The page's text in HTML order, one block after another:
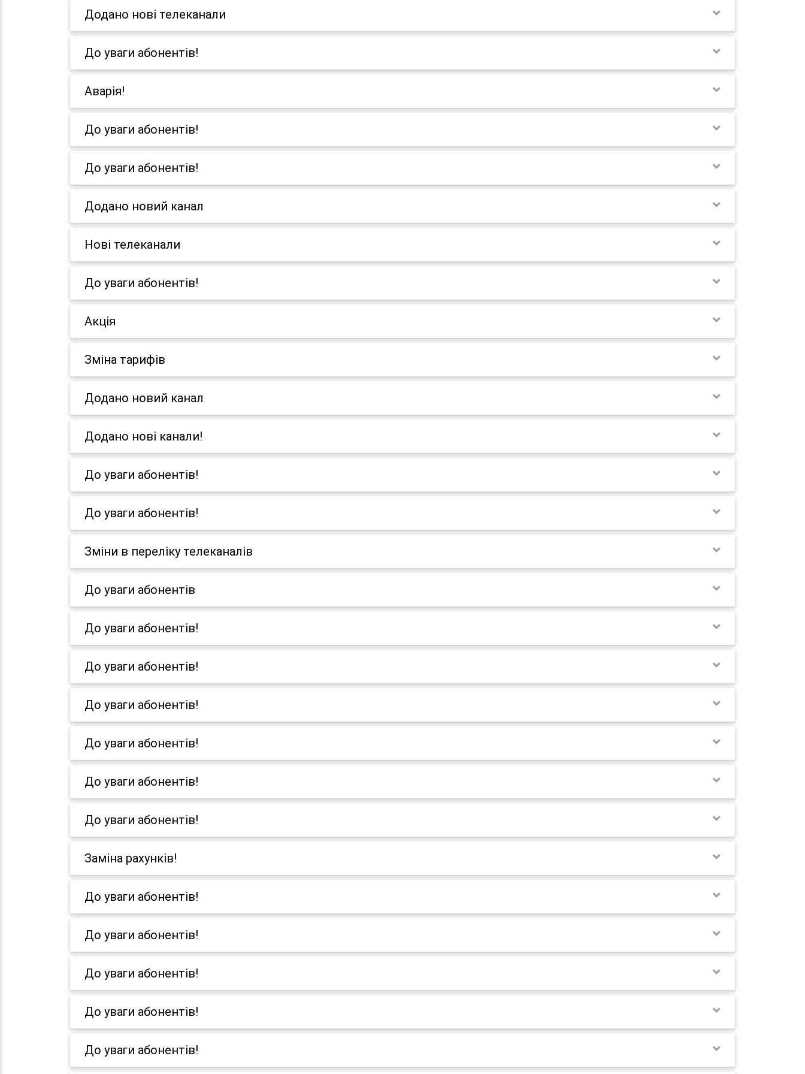
Додано нові телеканали
До уваги абонентів!
Аварія!
До уваги абонентів!
До уваги абонентів!
Додано новий канал
Нові телеканали
До уваги абонентів!
Акція
Зміна тарифів
Додано новий канал
Додано нові канали!
До уваги абонентів!
До уваги абонентів!
Зміни в переліку телеканалів
До уваги абонентів
До уваги абонентів!
До уваги абонентів!
До уваги абонентів!
До уваги абонентів!
До уваги абонентів!
До уваги абонентів!
Заміна рахунків!
До уваги абонентів!
До уваги абонентів!
До уваги абонентів!
До уваги абонентів!
До уваги абонентів!